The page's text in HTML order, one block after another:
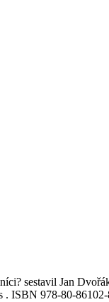
sestavil Jan
. ISBN 978-80-